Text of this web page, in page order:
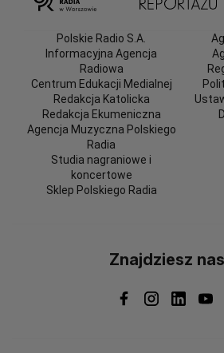
Polskie Radio S.A.
Informacyjna Agencja
Radiowa
Centrum Edukacji Medialnej
Redakcja Katolicka
Redakcja Ekumeniczna
Agencja Muzyczna Polskiego
Radia
Studia nagraniowe i
koncertowe
Sklep Polskiego Radia
Znajdziesz